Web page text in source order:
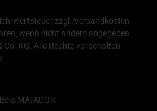
zzgl. Versandkosten
wenn nicht anders angegeben.
KG. Alle Rechte vorbehalten.